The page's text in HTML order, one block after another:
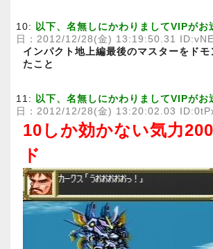
10: 以下、名無しにかわりましてVIPがお
日：2012/12/28(金) 13:19:50.31
インパクト地上編最後のマスターをドモ
たこと
11: 以下、名無しにかわりましてVIPがお
日：2012/12/28(金) 13:20:02.03
10しか効かない気力
ド